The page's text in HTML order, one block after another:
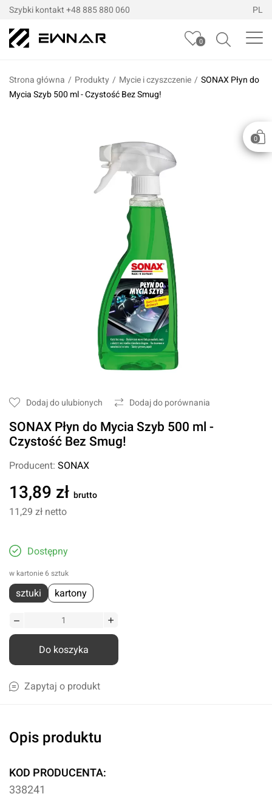
Szybki kontakt +48 885 880 060 PL
0
0
Strona główna / Produkty / Mycie i czyszczenie / SONAX Płyn do
Mycia Szyb 500 ml - Czystość Bez Smug!
Dodaj do ulubionych Dodaj do porównania
SONAX Płyn do Mycia Szyb 500 ml -
Czystość Bez Smug!
Producent: SONAX
13,89 zł brutto
11,29 zł netto
Dostępny
w kartonie 6 sztuk
sztuki kartony
Do koszyka
Zapytaj o produkt
Opis produktu
KOD PRODUCENTA:
338241